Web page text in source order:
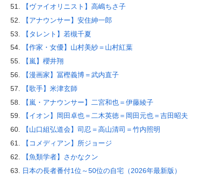
【ヴァイオリニスト】高嶋ちさ子
【アナウンサー】安住紳一郎
【タレント】若槻千夏
【作家・女優】山村美紗＝山村紅葉
【嵐】櫻井翔
【漫画家】冨樫義博＝武内直子
【歌手】米津玄師
【嵐・アナウンサー】二宮和也＝伊藤綾子
【イオン】岡田卓也＝二木英徳＝岡田元也＝吉田昭夫
【山口組弘道会】司忍＝高山清司＝竹内照明
【コメディアン】所ジョージ
【魚類学者】さかなクン
日本の長者番付1位～50位の自宅（2026年最新版）